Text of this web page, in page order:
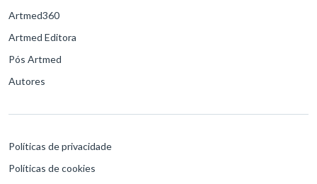
Artmed360
Artmed Editora
Pós Artmed
Autores
Políticas de privacidade
Políticas de cookies